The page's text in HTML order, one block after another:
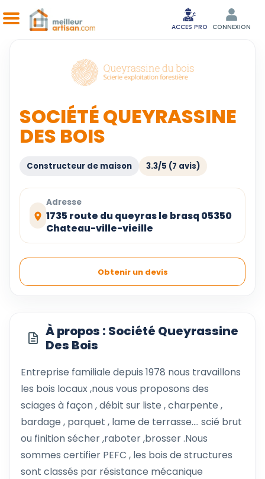
ACCES PRO CONNEXION
SOCIÉTÉ QUEYRASSINE
DES BOIS
Constructeur de maison 3.3/5 (7 avis)
Adresse
1735 route du queyras le brasq 05350
Chateau-ville-vieille
Obtenir un devis
À propos : Société Queyrassine
Des Bois
Entreprise familiale depuis 1978 nous travaillons
les bois locaux ,nous vous proposons des
sciages à façon , débit sur liste , charpente ,
bardage , parquet , lame de terrasse.... scié brut
ou finition sécher ,raboter ,brosser .Nous
sommes certifier PEFC , les bois de structures
sont classés par résistance mécanique